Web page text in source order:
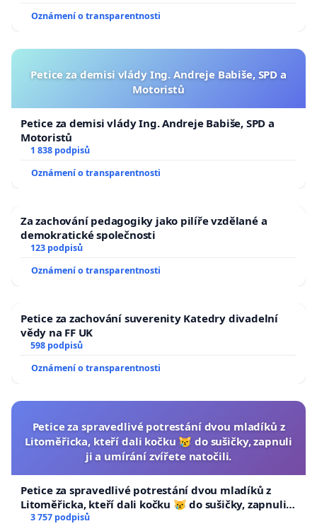
Oznámení o transparentnosti
Petice za demisi vlády Ing. Andreje Babiše, SPD a
Motoristů
Petice za demisi vlády Ing. Andreje Babiše, SPD a
Motoristů
1 838 podpisů
Oznámení o transparentnosti
Za zachování pedagogiky jako pilíře vzdělané a
demokratické společnosti
123 podpisů
Oznámení o transparentnosti
Petice za zachování suverenity Katedry divadelní
vědy na FF UK
598 podpisů
Oznámení o transparentnosti
Petice za spravedlivé potrestání dvou mladíků z
Litoměřicka, kteří dali kočku 😿 do sušičky, zapnuli
ji a umírání zvířete natočili.
Petice za spravedlivé potrestání dvou mladíků z
Litoměřicka, kteří dali kočku 😿 do sušičky, zapnuli ji
a umírání zvířete natočili.
3 757 podpisů